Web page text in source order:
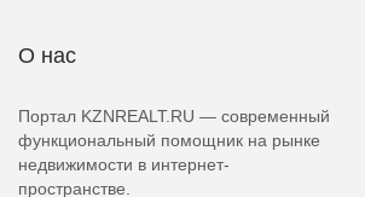
О нас
Портал KZNREALT.RU — современный
функциональный помощник на рынке
недвижимости в интернет-
пространстве.